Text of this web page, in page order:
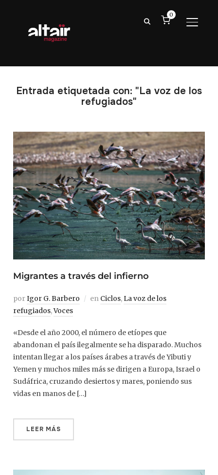
0
Entrada etiquetada con: "La voz de los
refugiados"
Migrantes a través del infierno
porIgor G. Barbero en Ciclos,La voz de los
refugiados,Voces
«Desde el año 2000, el número de etíopes que
abandonan el país ilegalmente se ha disparado. Muchos
intentan llegar a los países árabes a través de Yibuti y
Yemen y muchos miles más se dirigen a Europa, Israel o
Sudáfrica, cruzando desiertos y mares, poniendo sus
vidas en manos de […]
LEER MÁS